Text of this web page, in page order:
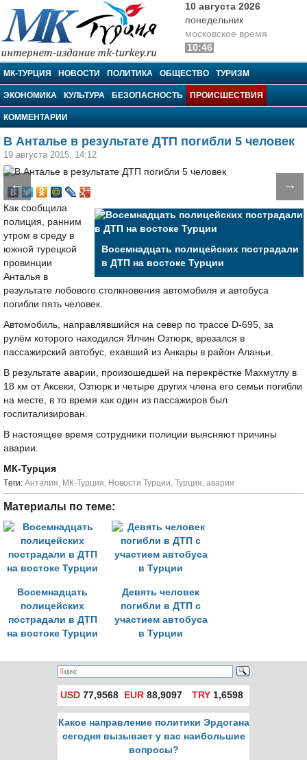
МК-Турция
10 августа 2026
понедельник
московское время
10:46
МК-ТУРЦИЯ НОВОСТИ ПОЛИТИКА ОБЩЕСТВО ТУРИЗМ
ЭКОНОМИКА КУЛЬТУРА БЕЗОПАСНОСТЬ ПРОИСШЕСТВИЯ
КОММЕНТАРИИ
В Анталье в результате ДТП погибли 5 человек
19 августа 2015, 14:12
← →
Восемнадцать полицейских пострадали
в ДТП на востоке Турции
Как сообщила
полиция, ранним
утром в среду в
южной турецкой
провинции
Анталья в
результате лобового столкновения автомобиля и автобуса
погибли пять человек.
Автомобиль, направлявшийся на север по трассе D-695, за
рулём которого находился Ялчин Озтюрк, врезался в
пассажирский автобус, ехавший из Анкары в район Аланьи.
В результате аварии, произошедшей на перекрёстке Махмутлу в
18 км от Аксеки, Озтюрк и четыре других члена его семьи погибли
на месте, в то время как один из пассажиров был
госпитализирован.
В настоящее время сотрудники полиции выясняют причины
аварии.
МК-Турция
Tеги: Анталия, МК-Турция, Новости Турции, Турция, авария
Материалы по теме:
Восемнадцать
полицейских
пострадали в ДТП
на востоке Турции
Девять человек
погибли в ДТП с
участием автобуса
в Турции
USD 77,9568 EUR 88,9097 TRY1,6598
Какое направление политики Эрдогана
сегодня вызывает у вас наибольшие
вопросы?